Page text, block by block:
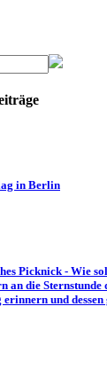
in Berlin
Picknick - Wie
an die
und dessen